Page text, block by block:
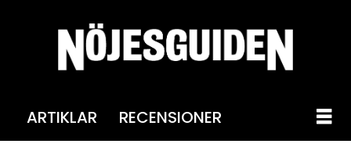
ARTIKLAR RECENSIONER